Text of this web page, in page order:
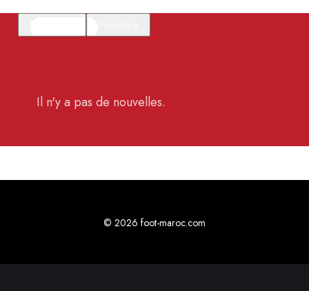
Il n'y a pas de nouvelles.
© 2026 foot-maroc.com